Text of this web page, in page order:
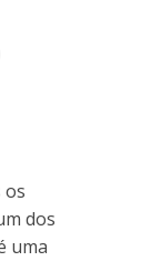
os
dos
uma